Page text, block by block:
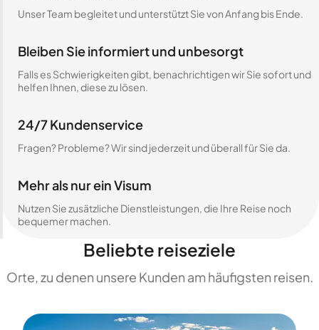
Unser Team begleitet und unterstützt Sie von Anfang bis Ende.
Bleiben Sie informiert und unbesorgt
Falls es Schwierigkeiten gibt, benachrichtigen wir Sie sofort und
helfen Ihnen, diese zu lösen.
24/7 Kundenservice
Fragen? Probleme? Wir sind jederzeit und überall für Sie da.
Mehr als nur ein Visum
Nutzen Sie zusätzliche Dienstleistungen, die Ihre Reise noch
bequemer machen.
Beliebte reiseziele
Orte, zu denen unsere Kunden am häufigsten reisen.